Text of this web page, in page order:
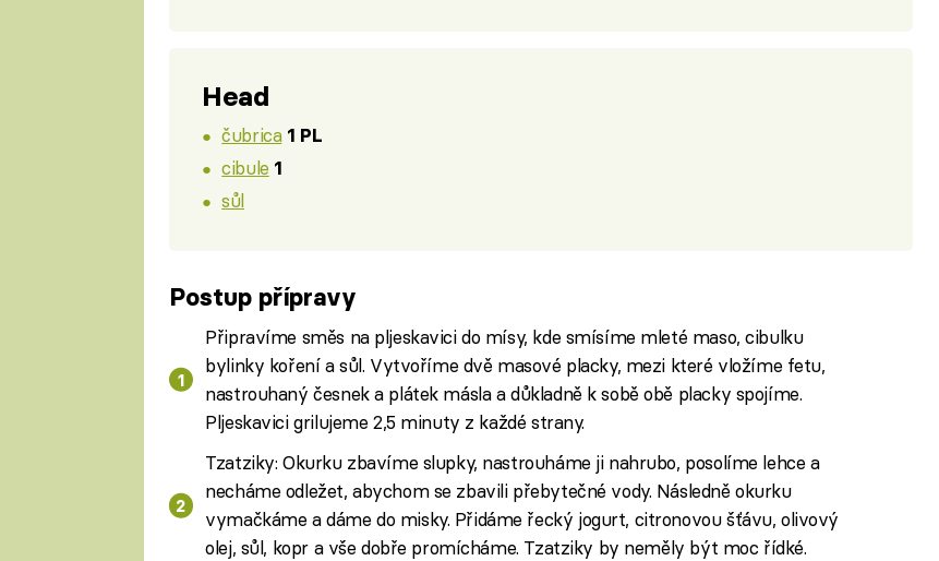
Head
čubrica 1 PL
cibule 1
sůl
Postup přípravy
Připravíme směs na pljeskavici do mísy, kde smísíme mleté maso, cibulku
bylinky koření a sůl. Vytvoříme dvě masové placky, mezi které vložíme fetu,
nastrouhaný česnek a plátek másla a důkladně k sobě obě placky spojíme.
Pljeskavici grilujeme 2,5 minuty z každé strany.
Tzatziky: Okurku zbavíme slupky, nastrouháme ji nahrubo, posolíme lehce a
necháme odležet, abychom se zbavili přebytečné vody. Následně okurku
vymačkáme a dáme do misky. Přidáme řecký jogurt, citronovou šťávu, olivový
olej, sůl, kopr a vše dobře promícháme. Tzatziky by neměly být moc řídké.